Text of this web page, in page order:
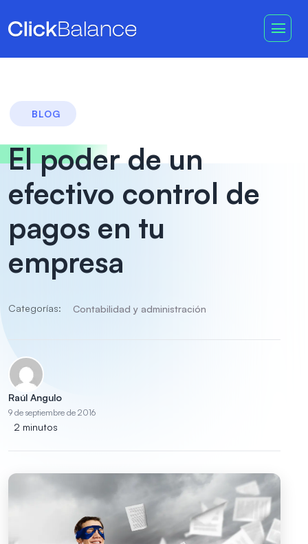
BLOG
El poder de un
efectivo control de
pagos en tu
empresa
Categorías: Contabilidad y administración
Raúl Angulo
9 de septiembre de 2016
2 minutos